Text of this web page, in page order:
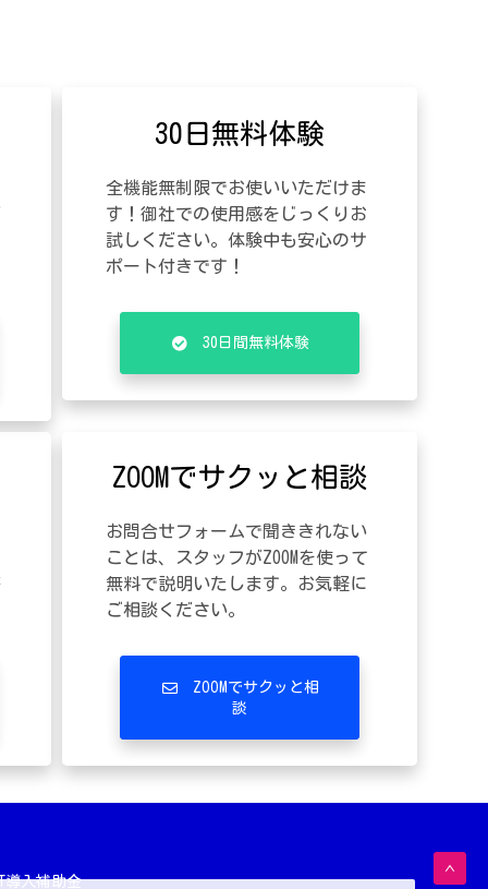
30日無料体験
全機能無制限でお使いいただけま
す！御社での使用感をじっくりお
試しください。体験中も安心のサ
ポート付きです ！
30日間無料体験
ZOOMでサクッと相談
お問合せフォームで聞ききれない
ことは、スタッフがZOOMを使って
無料で説明いたします。お気軽に
ご相談ください。
ZOOMでサクッと相
談
導入補助金